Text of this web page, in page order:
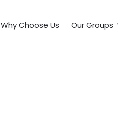
Why Choose Us Our Groups